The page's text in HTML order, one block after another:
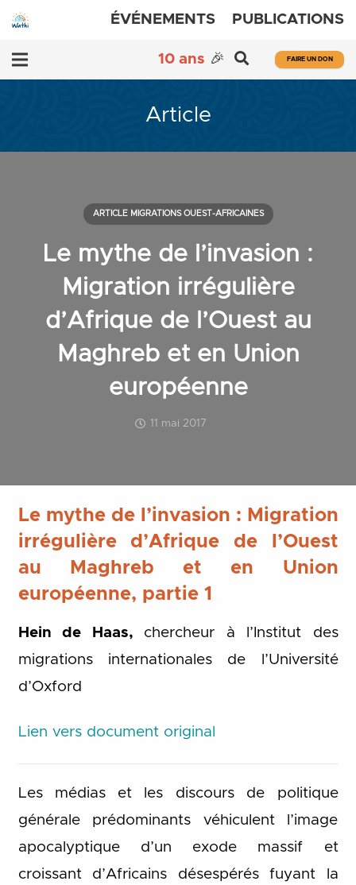
ÉVÉNEMENTS PUBLICATIONS
10 ans 🎉 FAIRE UN DON
Article
Le mythe de l’invasion :
Migration irrégulière
d’Afrique de l’Ouest au
Maghreb et en Union
européenne
11 mai 2017
ARTICLE MIGRATIONS OUEST-AFRICAINES
Le mythe de l’invasion : Migration
irrégulière d’Afrique de l’Ouest
au Maghreb et en Union
européenne, partie 1
Hein de Haas, chercheur à l’Institut des
migrations internationales de l’Université
d’Oxford
Lien vers document original
Les médias et les discours de politique
générale prédominants véhiculent l’image
apocalyptique d’un exode massif et
croissant d’Africains désespérés fuyant la